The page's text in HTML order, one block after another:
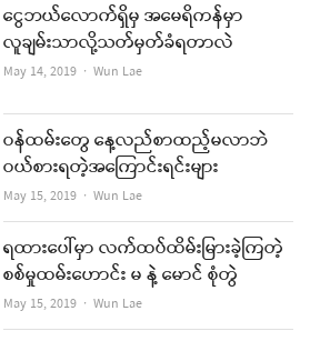
ငွေဘယ်လောက်ရှိမှ အမေရိကန်မှာ
လူချမ်းသာလို့သတ်မှတ်ခံရတာလဲ
May 14, 2019 Author
Wun Lae
ဝန်ထမ်းတွေ နေ့လည်စာထည့်မလာဘဲ
ဝယ်စားရတဲ့အကြောင်းရင်းများ
May 15, 2019 Author
Wun Lae
ရထားပေါ်မှာ လက်ထပ်ထိမ်းမြားခဲ့ကြတဲ့
စစ်မှုထမ်းဟောင်း မ နဲ့ မောင် စုံတွဲ
May 15, 2019 Author
Wun Lae